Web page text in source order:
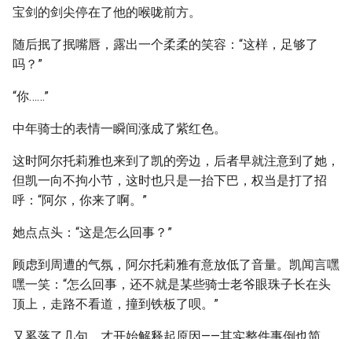
宝剑的剑尖停在了他的喉咙前方。
随后抿了抿嘴唇，露出一个柔柔的笑容：“这样，足够了
吗？”
“你……”
中年骑士的表情一瞬间涨成了紫红色。
这时阿尔托莉雅也来到了凯的旁边，后者早就注意到了她，
但凯一向不拘小节，这时也只是一抬下巴，权当是打了招
呼：“阿尔，你来了啊。”
她点点头：“这是怎么回事？”
顾虑到周遭的气氛，阿尔托莉雅有意放低了音量。凯闻言嘿
嘿一笑：“怎么回事，还不就是某些骑士老爷眼珠子长在头
顶上，走路不看道，撞到铁板了呗。”